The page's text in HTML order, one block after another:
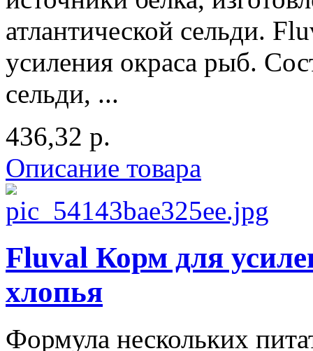
атлантической сельди.
усиления окраса рыб.
сельди, ...
436,32 р.
Описание товара
Fluval Корм для
хлопья
Формула нескольких